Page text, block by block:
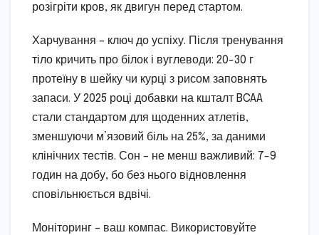
розігріти кров, як двигун перед стартом.
Харчування – ключ до успіху. Після тренування
тіло кричить про білок і вуглеводи: 20-30 г
протеїну в шейку чи курці з рисом заповнять
запаси. У 2025 році добавки на кшталт BCAA
стали стандартом для щоденних атлетів,
зменшуючи м’язовий біль на 25%, за даними
клінічних тестів. Сон – не менш важливий: 7-9
годин на добу, бо без нього відновлення
сповільнюється вдвічі.
Моніторинг – ваш компас. Використовуйте